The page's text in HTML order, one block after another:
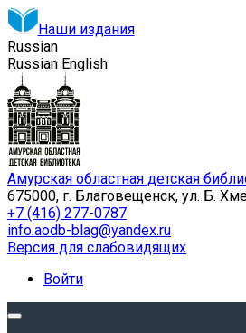
Наши издания
Russian
Russian English
Амурская областная детская
675000, г. Благовещенск, ул. Б.
+7 (416) 277-0787
info.aodb-blag@yandex.ru
Версия для слабовидящих
Войти